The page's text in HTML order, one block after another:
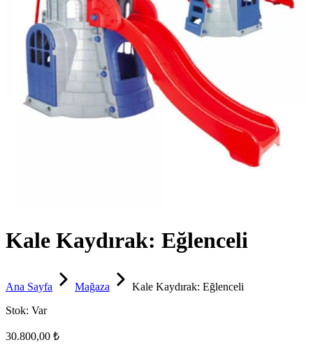
Kale Kaydırak: Eğlenceli
Ana Sayfa Mağaza
Kale Kaydırak: Eğlenceli
Stok: Var
30.800,00 ₺